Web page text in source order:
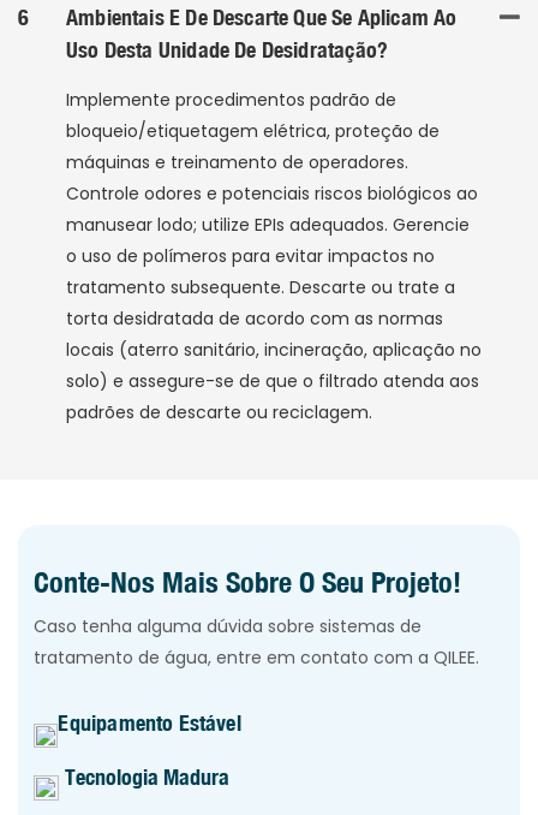
6
Ambientais E De Descarte Que Se Aplicam Ao
Uso Desta Unidade De Desidratação?
Implemente procedimentos padrão de
bloqueio/etiquetagem elétrica, proteção de
máquinas e treinamento de operadores.
Controle odores e potenciais riscos biológicos ao
manusear lodo; utilize EPIs adequados. Gerencie
o uso de polímeros para evitar impactos no
tratamento subsequente. Descarte ou trate a
torta desidratada de acordo com as normas
locais (aterro sanitário, incineração, aplicação no
solo) e assegure-se de que o filtrado atenda aos
padrões de descarte ou reciclagem.
Conte-Nos Mais Sobre O Seu Projeto!
Caso tenha alguma dúvida sobre sistemas de
tratamento de água, entre em contato com a QILEE.
Equipamento Estável
Tecnologia Madura